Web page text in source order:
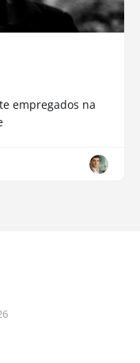
empregados na